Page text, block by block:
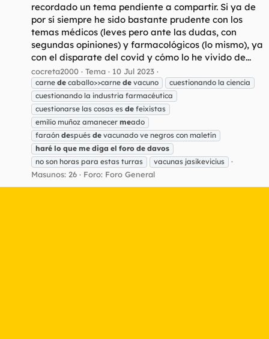
recordado un tema pendiente a compartir. Si ya de
por sí siempre he sido bastante prudente con los
temas médicos (leves pero ante las dudas, con
segundas opiniones) y farmacológicos (lo mismo), ya
con el disparate del covid y cómo lo he vivido de...
cocreta2000 Tema 10 Jul 2023
carne de caballo>>carne de vacuno
cuestionando la ciencia
cuestionando la industria farmacéutica
cuestionarse las cosas es de feixistas
emilio muñoz amanecer meado
faraón después de vacunado ve negros con maletín
haré lo que me diga el foro de davos
no son horas para estas turras
vacunas jasikevicius
Masunos: 26 Foro: Foro General